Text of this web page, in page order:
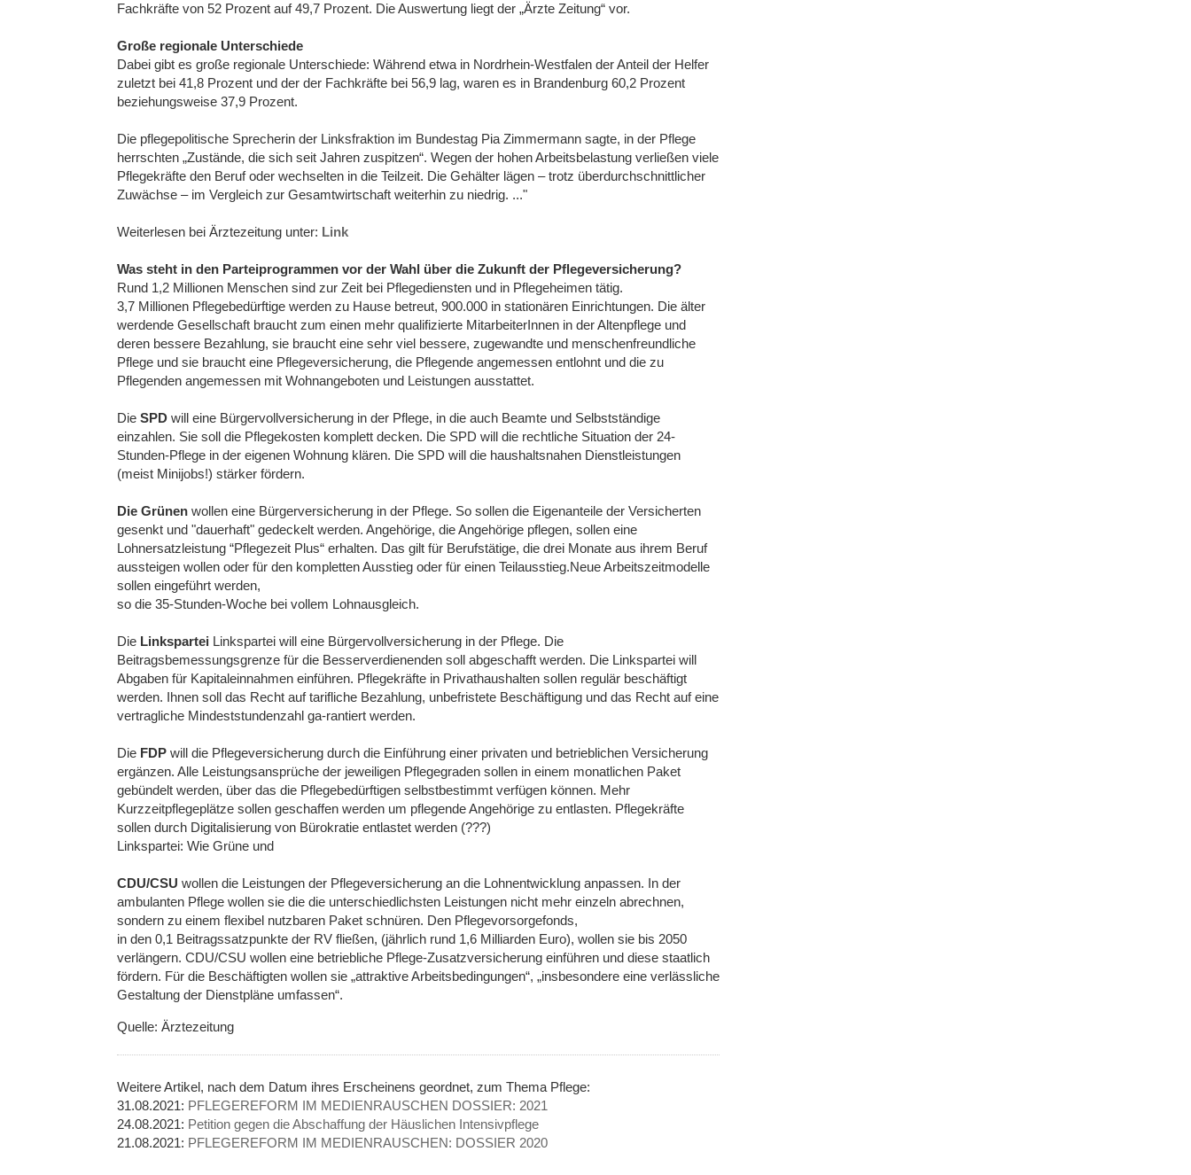
Fachkräfte von 52 Prozent auf 49,7 Prozent. Die Auswertung liegt der „Ärzte Zeitung“ vor.
Große regionale Unterschiede
Dabei gibt es große regionale Unterschiede: Während etwa in Nordrhein-Westfalen der Anteil der Helfer
zuletzt bei 41,8 Prozent und der der Fachkräfte bei 56,9 lag, waren es in Brandenburg 60,2 Prozent
beziehungsweise 37,9 Prozent.
Die pflegepolitische Sprecherin der Linksfraktion im Bundestag Pia Zimmermann sagte, in der Pflege
herrschten „Zustände, die sich seit Jahren zuspitzen“. Wegen der hohen Arbeitsbelastung verließen viele
Pflegekräfte den Beruf oder wechselten in die Teilzeit. Die Gehälter lägen – trotz überdurchschnittlicher
Zuwächse – im Vergleich zur Gesamtwirtschaft weiterhin zu niedrig. ..."
Weiterlesen bei Ärztezeitung unter: Link
Was steht in den Parteiprogrammen vor der Wahl über die Zukunft der Pflegeversicherung?
Rund 1,2 Millionen Menschen sind zur Zeit bei Pflegediensten und in Pflegeheimen tätig.
3,7 Millionen Pflegebedürftige werden zu Hause betreut, 900.000 in stationären Einrichtungen. Die älter
werdende Gesellschaft braucht zum einen mehr qualifizierte MitarbeiterInnen in der Altenpflege und
deren bessere Bezahlung, sie braucht eine sehr viel bessere, zugewandte und menschenfreundliche
Pflege und sie braucht eine Pflegeversicherung, die Pflegende angemessen entlohnt und die zu
Pflegenden angemessen mit Wohnangeboten und Leistungen ausstattet.
Die SPD will eine Bürgervollversicherung in der Pflege, in die auch Beamte und Selbstständige
einzahlen. Sie soll die Pflegekosten komplett decken. Die SPD will die rechtliche Situation der 24-
Stunden-Pflege in der eigenen Wohnung klären. Die SPD will die haushaltsnahen Dienstleistungen
(meist Minijobs!) stärker fördern.
Die Grünen wollen eine Bürgerversicherung in der Pflege. So sollen die Eigenanteile der Versicherten
gesenkt und "dauerhaft" gedeckelt werden. Angehörige, die Angehörige pflegen, sollen eine
Lohnersatzleistung “Pflegezeit Plus“ erhalten. Das gilt für Berufstätige, die drei Monate aus ihrem Beruf
aussteigen wollen oder für den kompletten Ausstieg oder für einen Teilausstieg.Neue Arbeitszeitmodelle
sollen eingeführt werden,
so die 35-Stunden-Woche bei vollem Lohnausgleich.
Die Linkspartei Linkspartei will eine Bürgervollversicherung in der Pflege. Die
Beitragsbemessungsgrenze für die Besserverdienenden soll abgeschafft werden. Die Linkspartei will
Abgaben für Kapitaleinnahmen einführen. Pflegekräfte in Privathaushalten sollen regulär beschäftigt
werden. Ihnen soll das Recht auf tarifliche Bezahlung, unbefristete Beschäftigung und das Recht auf eine
vertragliche Mindeststundenzahl ga-rantiert werden.
Die FDP will die Pflegeversicherung durch die Einführung einer privaten und betrieblichen Versicherung
ergänzen. Alle Leistungsansprüche der jeweiligen Pflegegraden sollen in einem monatlichen Paket
gebündelt werden, über das die Pflegebedürftigen selbstbestimmt verfügen können. Mehr
Kurzzeitpflegeplätze sollen geschaffen werden um pflegende Angehörige zu entlasten. Pflegekräfte
sollen durch Digitalisierung von Bürokratie entlastet werden (???)
Linkspartei: Wie Grüne und
CDU/CSU wollen die Leistungen der Pflegeversicherung an die Lohnentwicklung anpassen. In der
ambulanten Pflege wollen sie die die unterschiedlichsten Leistungen nicht mehr einzeln abrechnen,
sondern zu einem flexibel nutzbaren Paket schnüren. Den Pflegevorsorgefonds,
in den 0,1 Beitragssatzpunkte der RV fließen, (jährlich rund 1,6 Milliarden Euro), wollen sie bis 2050
verlängern. CDU/CSU wollen eine betriebliche Pflege-Zusatzversicherung einführen und diese staatlich
fördern. Für die Beschäftigten wollen sie „attraktive Arbeitsbedingungen“, „insbesondere eine verlässliche
Gestaltung der Dienstpläne umfassen“.
Quelle: Ärztezeitung
Weitere Artikel, nach dem Datum ihres Erscheinens geordnet, zum Thema Pflege:
31.08.2021: PFLEGEREFORM IM MEDIENRAUSCHEN DOSSIER: 2021
24.08.2021: Petition gegen die Abschaffung der Häuslichen Intensivpflege
21.08.2021: PFLEGEREFORM IM MEDIENRAUSCHEN: DOSSIER 2020